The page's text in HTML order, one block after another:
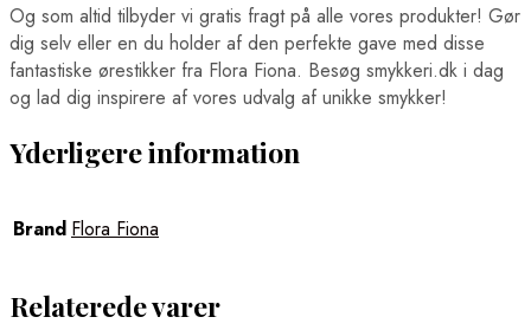
Og som altid tilbyder vi gratis fragt på alle vores produkter! Gør
dig selv eller en du holder af den perfekte gave med disse
fantastiske ørestikker fra Flora Fiona. Besøg smykkeri.dk i dag
og lad dig inspirere af vores udvalg af unikke smykker!
Yderligere information
Brand Flora Fiona
Relaterede varer